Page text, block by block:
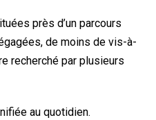
près d’un parcours
de moins de vis-à-
recherché par plusieurs
au quotidien.